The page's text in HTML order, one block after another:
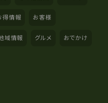
得情報 お客様
域情報 グルメ おでかけ